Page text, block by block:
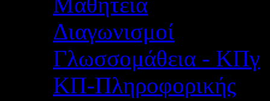
Διαγωνισμοί
Γλωσσομάθεια - ΚΠγ
ΚΠ-Πληροφορικής